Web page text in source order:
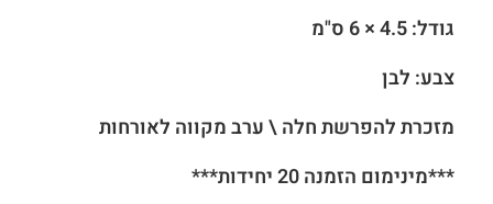
גודל: 4.5 × 6 ס"מ
צבע: לבן
מזכרת להפרשת חלה \ ערב מקווה לאורחות
***מינימום הזמנה 20 יחידות***